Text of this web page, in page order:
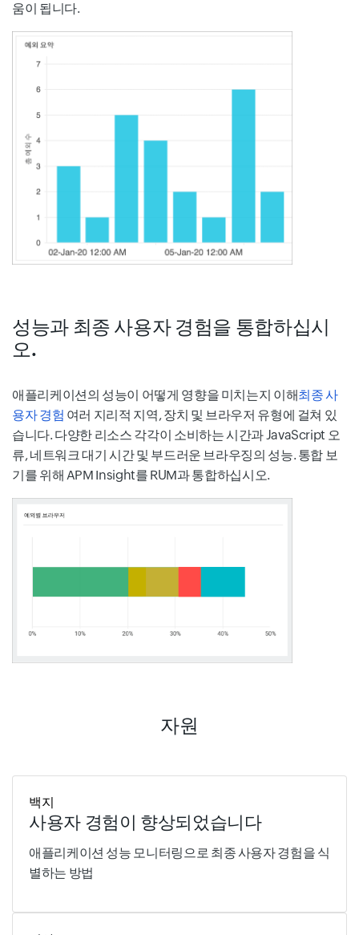
움이 됩니다.
성능과 최종 사용자 경험을 통합하십시
오.
애플리케이션의 성능이 어떻게 영향을 미치는지 이해최종 사
용자 경험 여러 지리적 지역, 장치 및 브라우저 유형에 걸쳐 있
습니다. 다양한 리소스 각각이 소비하는 시간과 JavaScript 오
류, 네트워크 대기 시간 및 부드러운 브라우징의 성능. 통합 보
기를 위해 APM Insight를 RUM과 통합하십시오.
자원
백지
사용자 경험이 향상되었습니다
애플리케이션 성능 모니터링으로 최종 사용자 경험을 식
별하는 방법